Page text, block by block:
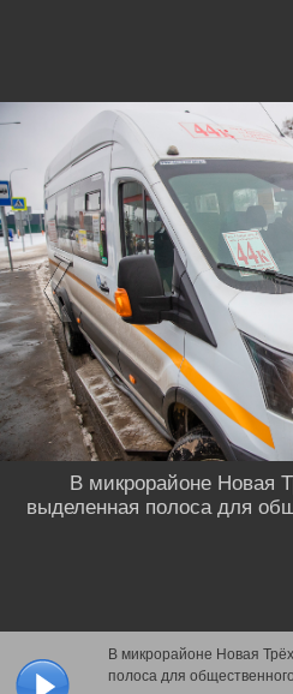
В микрорайоне Новая
полоса для
В микрорайоне Новая
выделенная полоса для